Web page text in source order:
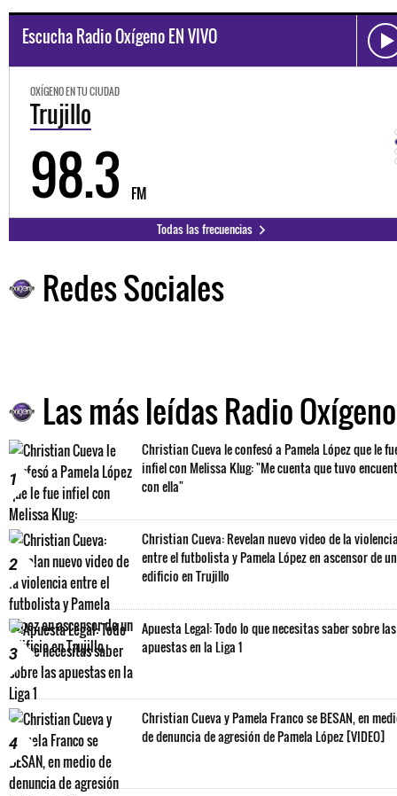
Escucha Radio Oxígeno EN VIVO
OXÍGENO EN TU CIUDAD
Trujillo
98.3 FM
Todas las frecuencias
Redes Sociales
Las más leídas Radio Oxígeno
1
Christian Cueva le confesó a Pamela López que le
infiel con Melissa Klug: "Me cuenta que tuvo
con ella"
2
Christian Cueva: Revelan nuevo video de la
entre el futbolista y Pamela López en ascensor de un
edificio en Trujillo
3
Apuesta Legal: Todo lo que necesitas saber sobre las
apuestas en la Liga 1
4
Christian Cueva y Pamela Franco se BESAN, en
de denuncia de agresión de Pamela López [VIDEO]